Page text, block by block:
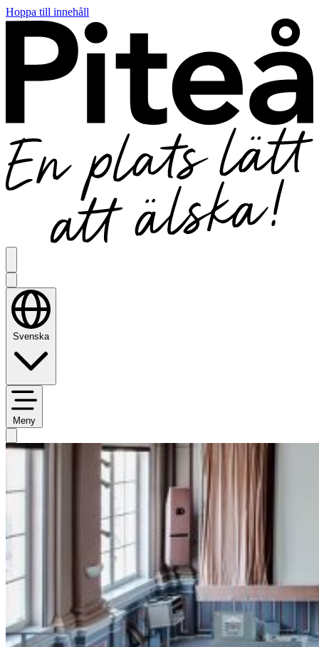
Hoppa till innehåll
Svenska
Meny